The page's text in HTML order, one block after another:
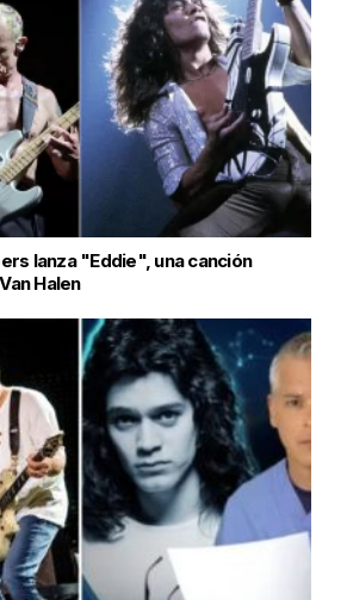
lanza "Eddie", una canción
Halen